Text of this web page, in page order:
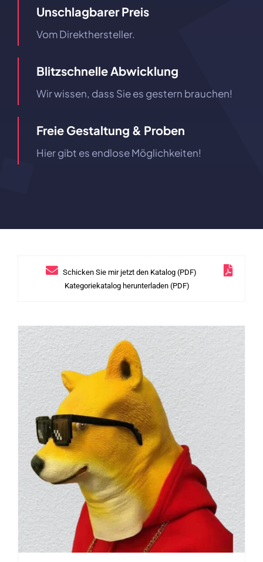
Unschlagbarer Preis
Vom Direkthersteller.
Blitzschnelle Abwicklung
Wir wissen, dass Sie es gestern brauchen!
Freie Gestaltung & Proben
Hier gibt es endlose Möglichkeiten!
Schicken Sie mir jetzt den Katalog (PDF)
Kategoriekatalog herunterladen (PDF)